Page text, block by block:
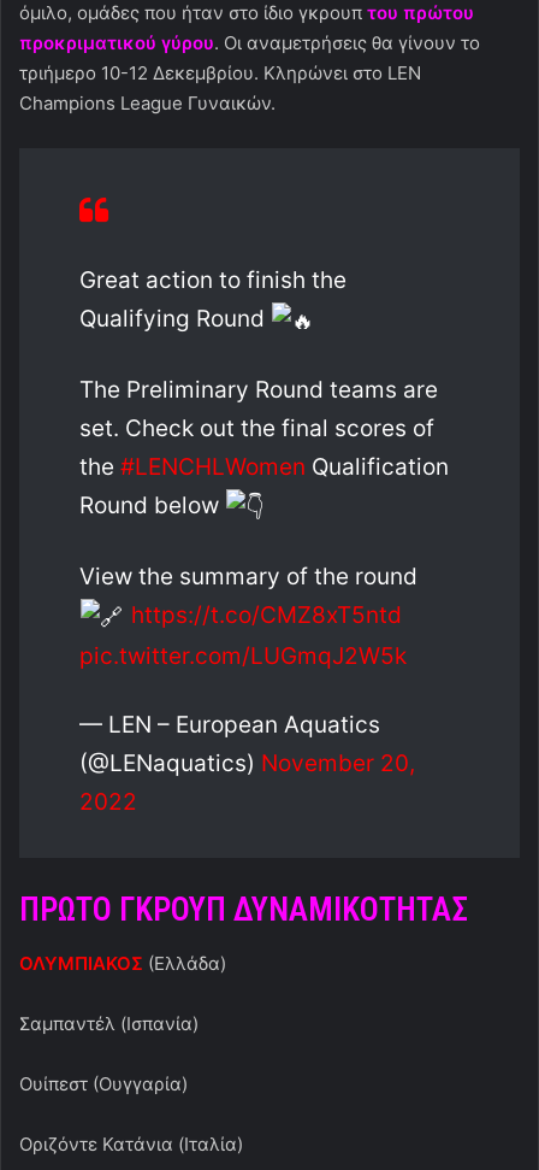
όμιλο, ομάδες που ήταν στο ίδιο γκρουπ του πρώτου
προκριματικού γύρου. Οι αναμετρήσεις θα γίνουν το
τριήμερο 10-12 Δεκεμβρίου. Κληρώνει στο LEN
Champions League Γυναικών.
Great action to finish the
Qualifying Round
The Preliminary Round teams are
set. Check out the final scores of
the #LENCHLWomen Qualification
Round below
View the summary of the round
https://t.co/CMZ8xT5ntd
pic.twitter.com/LUGmqJ2W5k
— LEN – European Aquatics
(@LENaquatics) November 20,
2022
ΠΡΩΤΟ ΓΚΡΟΥΠ ΔΥΝΑΜΙΚΟΤΗΤΑΣ
ΟΛΥΜΠΙΑΚΟΣ (Ελλάδα)
Σαμπαντέλ (Ισπανία)
Ουίπεστ (Ουγγαρία)
Οριζόντε Κατάνια (Ιταλία)